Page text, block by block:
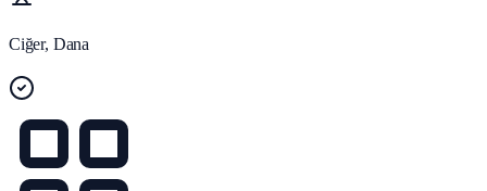
Ciğer, Dana